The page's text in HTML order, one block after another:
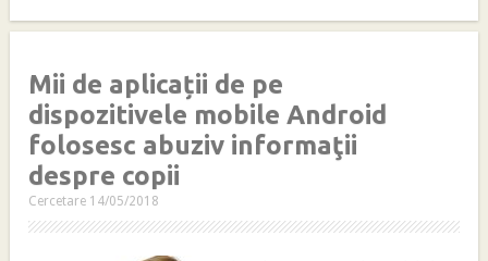
Mii de aplicații de pe
dispozitivele mobile Android
folosesc abuziv informaţii
despre copii
Cercetare 14/05/2018